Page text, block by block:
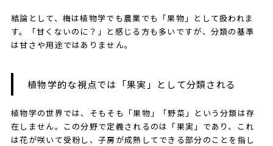
結論として、梅は植物学でも農業でも「果物」として扱われま
す。「甘くないのに？」と感じる方も多いですが、分類の基準
は甘さや用途ではありません。
植物学的な視点では「果実」として分類される
植物学の世界では、そもそも「果物」「野菜」という分類は存
在しません。この分野で定義されるのは「果実」であり、これ
は花が咲いて受粉し、子房が成熟してできる部分のことを指し